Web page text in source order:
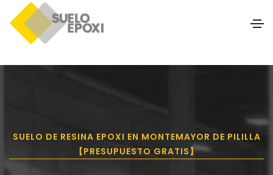
SUELO DE RESINA EPOXI EN MONTEMAYOR DE PILILLA
【PRESUPUESTO GRATIS】